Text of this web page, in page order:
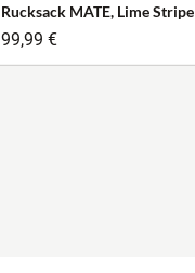
Rucksack MATE, Lime Stripe
99,99 €